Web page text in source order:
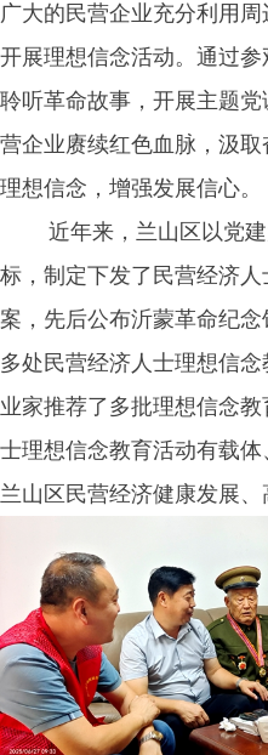
广大的民营企业充分利用
开展理想信念活动。通过参
聆听革命故事，开展主题
营企业赓续红色血脉，汲
理想信念，增强发展信心。
近年来，兰山区以党建
标，制定下发了民营经济
案，先后公布沂蒙革命纪
多处民营经济人士理想信
业家推荐了多批理想信念
士理想信念教育活动有载
兰山区民营经济健康发展、